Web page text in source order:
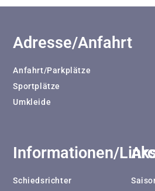
Adresse/Anfahrt
Anfahrt/Parkplätze
Sportplätze
Umkleide
Informationen/
Schiedsrichter